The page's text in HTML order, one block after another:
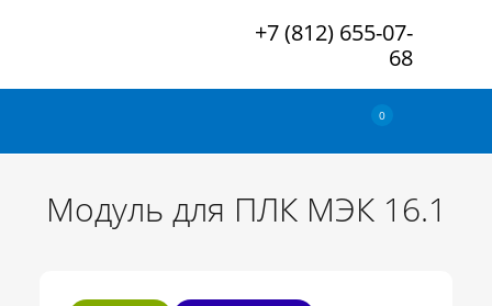
+7 (812) 655-07-
68
0
Модуль для ПЛК МЭК 16.1